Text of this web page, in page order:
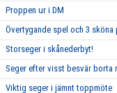
Proppen ur i DM
Övertygande spel och 3
Storseger i skånederbyt!
Seger efter visst besvär borta
Viktig seger i jämnt toppmöte